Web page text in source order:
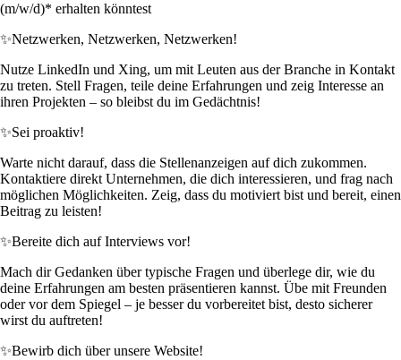
(m/w/d)* erhalten könntest
✨Netzwerken, Netzwerken, Netzwerken!
Nutze LinkedIn und Xing, um mit Leuten aus der Branche in Kontakt
zu treten. Stell Fragen, teile deine Erfahrungen und zeig Interesse an
ihren Projekten – so bleibst du im Gedächtnis!
✨Sei proaktiv!
Warte nicht darauf, dass die Stellenanzeigen auf dich zukommen.
Kontaktiere direkt Unternehmen, die dich interessieren, und frag nach
möglichen Möglichkeiten. Zeig, dass du motiviert bist und bereit, einen
Beitrag zu leisten!
✨Bereite dich auf Interviews vor!
Mach dir Gedanken über typische Fragen und überlege dir, wie du
deine Erfahrungen am besten präsentieren kannst. Übe mit Freunden
oder vor dem Spiegel – je besser du vorbereitet bist, desto sicherer
wirst du auftreten!
✨Bewirb dich über unsere Website!